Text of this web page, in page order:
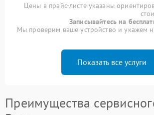
Цены в прайс-листе указаны
Записывайтесь на
Мы проверим ваше устройство и укажем
Показать все услуги
Преимущества